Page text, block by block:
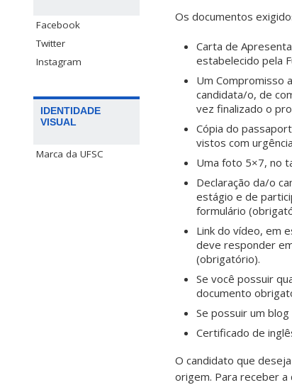
Facebook
Twitter
Instagram
IDENTIDADE
VISUAL
Marca da UFSC
Os documentos
Carta de
estabelecido pela
Um Compromisso
candidata/o, de
vez finalizado o
Cópia do
vistos com
Uma foto 5×7, no
Declaração da/o
estágio e de
formulário
Link do vídeo, em
deve responder
(obrigatório).
Se você possuir
documento
Se possuir um
Certificado de
O candidato que
origem. Para receber